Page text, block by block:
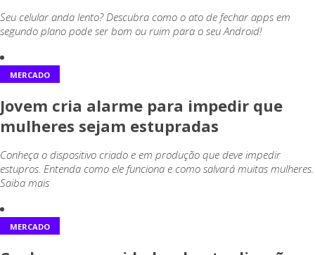
Seu celular anda lento? Descubra como o ato de fechar apps em
segundo plano pode ser bom ou ruim para o seu Android!
MERCADO
Jovem cria alarme para impedir que
mulheres sejam estupradas
Conheça o dispositivo criado e em produção que deve impedir
estupros. Entenda como ele funciona e como salvará muitas mulheres.
Saiba mais
MERCADO